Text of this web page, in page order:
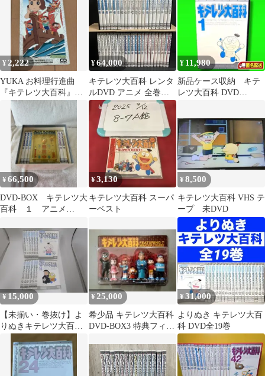
¥ 2,222
YUKA お料理行進曲
『キテレツ大百科』
8cmシングルCD
¥64,000
キテレツ大百科 レンタ
ルDVD アニメ 全巻完
結セット
¥ 11,980
新品ケース収納 キテ
レツ大百科 DVD
¥66,500
DVD-BOX キテレツ大
百科 １ アニメ
¥3,130
キテレツ大百科 スーパ
ーベスト
¥8,500
キテレツ大百科 VHS テ
ープ 未DVD
¥15,000
【未揃い・巻抜け】よ
りぬきキテレツ大百科
¥ 25,000
希少品 キテレツ大百科
DVD-BOX3 特典フィギ
¥31,000
よりぬき キテレツ大百
科 DVD全19巻